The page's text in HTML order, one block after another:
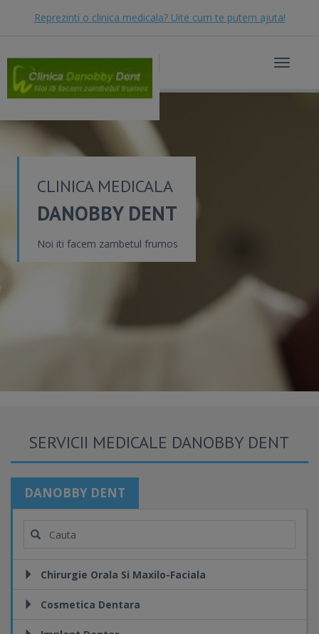
Reprezinti o clinica medicala? Uite cum te putem ajuta!
Toggle
CLINICA MEDICALA
DANOBBY DENT
Noi iti facem zambetul frumos
SERVICII MEDICALE DANOBBY DENT
DANOBBY DENT
Chirurgie Orala Si Maxilo-Faciala
Cosmetica Dentara